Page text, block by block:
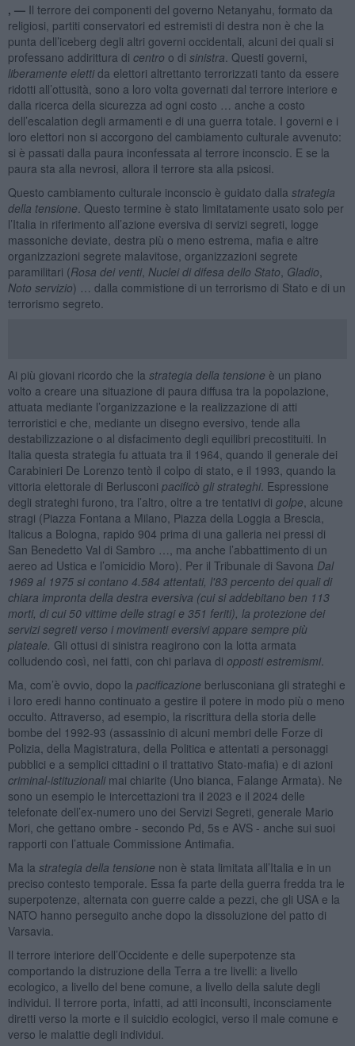
, — Il terrore dei componenti del governo Netanyahu, formato da
religiosi, partiti conservatori ed estremisti di destra non è che la
punta dell’iceberg degli altri governi occidentali, alcuni dei quali si
professano addirittura di centro o di sinistra . Questi governi,
liberamente elettida elettori altrettanto terrorizzati tanto da essere
ridotti all’ottusità, sono a loro volta governati dal terrore interiore e
dalla ricerca della sicurezza ad ogni costo … anche a costo
dell’escalation degli armamenti e di una guerra totale. I governi e i
loro elettori non si accorgono del cambiamento culturale avvenuto:
si è passati dalla paura inconfessata al terrore inconscio. E se la
paura sta alla nevrosi, allora il terrore sta alla psicosi.
Questo cambiamento culturale inconscio è guidato dalla strategia
della tensione . Questo termine è stato limitatamente usato solo per
l’Italia in riferimento all’azione eversiva di servizi segreti, logge
massoniche deviate, destra più o meno estrema, mafia e altre
organizzazioni segrete malavitose, organizzazioni segrete
paramilitari (Rosa dei venti, Nuclei di difesa dello Stato Gladio
Noto servizio) … dalla commistione di un terrorismo di Stato e di un
terrorismo segreto.
Ai più giovani ricordo che la strategia della tensione è un piano
volto a creare una situazione di paura diffusa tra la popolazione,
attuata mediante l’organizzazione e la realizzazione di atti
terroristici e che, mediante un disegno eversivo, tende alla
destabilizzazione o al disfacimento degli equilibri precostituiti. In
Italia questa strategia fu attuata tra il 1964, quando il generale dei
Carabinieri De Lorenzo tentò il colpo di stato, e il 1993, quando la
vittoria elettorale di Berlusconi pacificò gli strateghi. Espressione
degli strateghi furono, tra l’altro, oltre a tre tentativi di golpe , alcune
stragi (Piazza Fontana a Milano, Piazza della Loggia a Brescia,
Italicus a Bologna, rapido 904 prima di una galleria nei pressi di
San Benedetto Val di Sambro …, ma anche l’abbattimento di un
aereo ad Ustica e l’omicidio Moro). Per il Tribunale di Savona Dal
1969 al 1975 si contano 4.584 attentati, l'83 percento dei quali di
chiara impronta della destra eversiva (cui si addebitano ben 113
morti, di cui 50 vittime delle stragi e 351 feriti), la protezione dei
servizi segreti verso i movimenti eversivi appare sempre più
plateale. Gli ottusi di sinistra reagirono con la lotta armata
colludendo così, nei fatti, con chi parlava di opposti estremismi.
Ma, com’è ovvio, dopo la pacificazione berlusconiana gli strateghi e
i loro eredi hanno continuato a gestire il potere in modo più o meno
occulto. Attraverso, ad esempio, la riscrittura della storia delle
bombe del 1992-93 (assassinio di alcuni membri delle Forze di
Polizia, della Magistratura, della Politica e attentati a personaggi
pubblici e a semplici cittadini o il trattativo Stato-mafia) e di azioni
criminal-istituzionalimai chiarite (Uno bianca, Falange Armata). Ne
sono un esempio le intercettazioni tra il 2023 e il 2024 delle
telefonate dell’ex-numero uno dei Servizi Segreti, generale Mario
Mori, che gettano ombre - secondo Pd, 5s e AVS - anche sui suoi
rapporti con l’attuale Commissione Antimafia.
Ma la strategia della tensione non è stata limitata all’Italia e in un
preciso contesto temporale. Essa fa parte della guerra fredda tra le
superpotenze, alternata con guerre calde a pezzi, che gli USA e la
NATO hanno perseguito anche dopo la dissoluzione del patto di
Varsavia.
Il terrore interiore dell’Occidente e delle superpotenze sta
comportando la distruzione della Terra a tre livelli: a livello
ecologico, a livello del bene comune, a livello della salute degli
individui. Il terrore porta, infatti, ad atti inconsulti, inconsciamente
diretti verso la morte e il suicidio ecologici, verso il male comune e
verso le malattie degli individui.